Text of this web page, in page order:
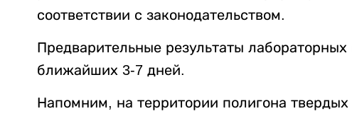
соответствии с законодательством.
Предварительные результаты
ближайших 3-7 дней.
Напомним, на территории полигона